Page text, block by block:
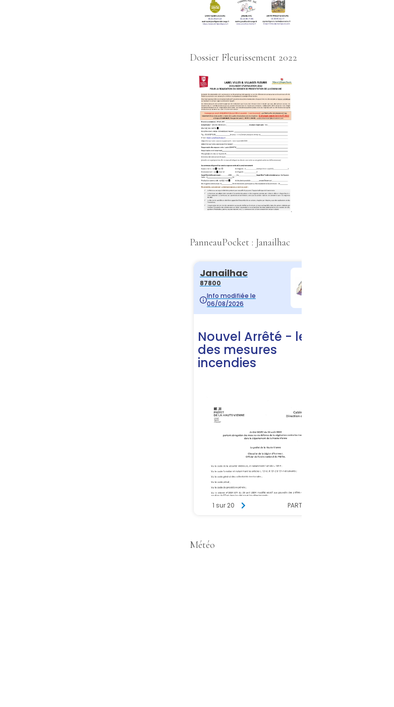
Dossier Fleurissement 2022
PanneauPocket : Janailhac
Météo